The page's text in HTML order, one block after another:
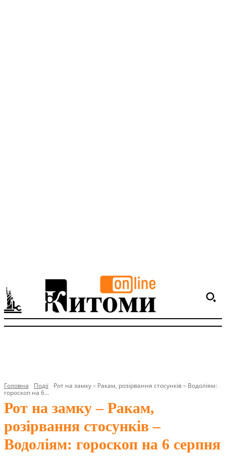
Головна Події
Рот на замку – Ракам, розірвання стосунків – Водоліям:
гороскоп на 6...
Рот на замку – Ракам,
розірвання стосунків –
Водоліям: гороскоп на 6 серпня